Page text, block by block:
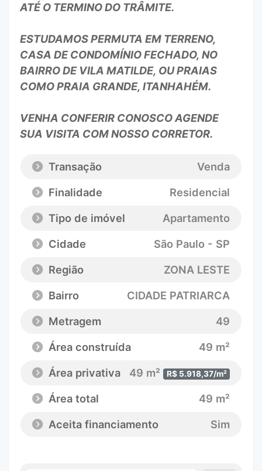
ATÉ O TERMINO DO TRÂMITE.
ESTUDAMOS PERMUTA EM TERRENO,
CASA DE CONDOMÍNIO FECHADO, NO
BAIRRO DE VILA MATILDE, OU PRAIAS
COMO PRAIA GRANDE, ITANHAHÉM.
VENHA CONFERIR CONOSCO AGENDE
SUA VISITA COM NOSSO CORRETOR.
Transação
Venda
Finalidade
Residencial
Tipo de imóvel
Apartamento
Cidade
São Paulo - SP
Região
ZONA LESTE
Bairro
CIDADE PATRIARCA
Metragem
49
Área construída
49 m²
Área privativa
49 m² R$ 5.918,37/m²
Área total
49 m²
Aceita financiamento
Sim